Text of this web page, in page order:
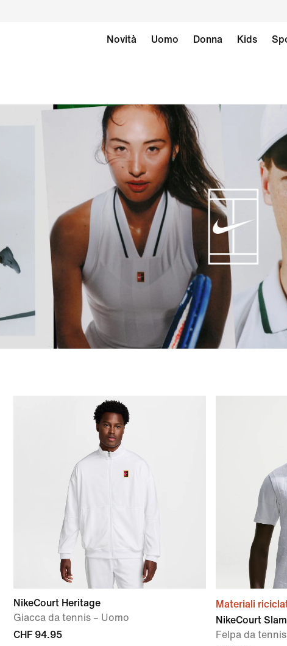
Novità Uomo Donna Kids
NikeCourt Heritage
Giacca da tennis – Uomo
CHF 94.95
Materiali
NikeCourt Slam
Felpa da